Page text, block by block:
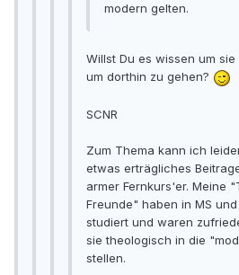
modern gelten.
Willst Du es wissen um
um dorthin zu gehen?
SCNR
Zum Thema kann ich
etwas erträgliches
armer Fernkurs'er. Meine
Freunde" haben in MS
studiert und waren
sie theologisch in die
stellen.